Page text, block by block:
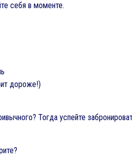
себя в моменте.
дороже!)
Тогда успейте